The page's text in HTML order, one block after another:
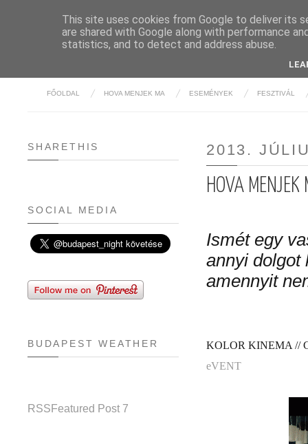
FŐOLDAL HOVA MENJEK MA ESEMÉNYEK FESZTIVÁL
2013.
HOVA
Ismét egy
annyi dolgot
amennyit
KOLOR KINEMA //
eVENT
SHARETHIS
SOCIAL MEDIA
BUDAPEST WEATHER
RSS Featured Post 7
This site uses cookies from Google to deliver its
are shared with Google along with performance
statistics, and to detect and address abuse.